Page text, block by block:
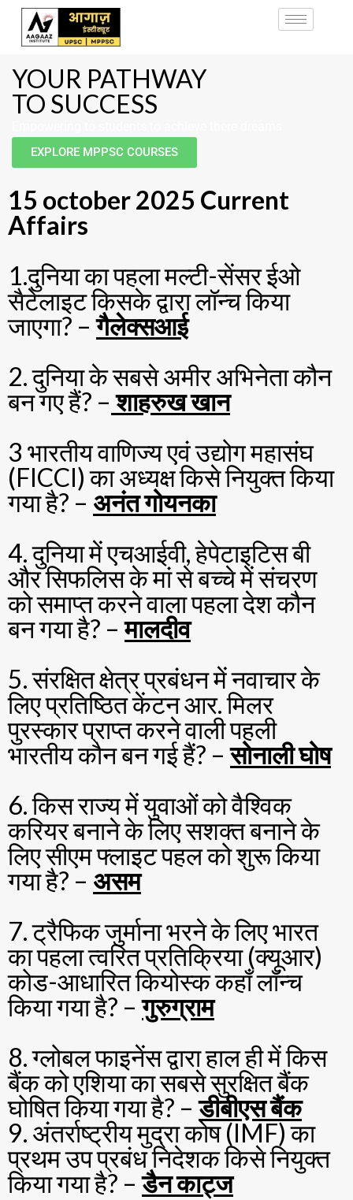
YOUR PATHWAY
TO SUCCESS
EXPLORE MPPSC COURSES
15 october 2025 Current
Affairs
1.दुनिया का पहला मल्टी-सेंसर ईओ
सैटेलाइट किसके द्वारा लॉन्च किया
जाएगा? –गैलेक्सआई
2. दुनिया के सबसे अमीर अभिनेता कौन
बन गए हैं? – शाहरुख खान
3 भारतीय वाणिज्य एवं उद्योग महासंघ
(FICCI) का अध्यक्ष किसे नियुक्त किया
गया है? – अनंत गोयनका
4. दुनिया में एचआईवी, हेपेटाइटिस बी
और सिफलिस के मां से बच्चे में संचरण
को समाप्त करने वाला पहला देश कौन
बन गया है? –मालदीव
5. संरक्षित क्षेत्र प्रबंधन में नवाचार के
लिए प्रतिष्ठित केंटन आर. मिलर
पुरस्कार प्राप्त करने वाली पहली
भारतीय कौन बन गई हैं? –सोनाली घोष
6. किस राज्य में युवाओं को वैश्विक
करियर बनाने के लिए सशक्त बनाने के
लिए सीएम फ्लाइट पहल को शुरू किया
गया है? – असम
7. ट्रैफिक जुर्माना भरने के लिए भारत
का पहला त्वरित प्रतिक्रिया (क्यूआर)
कोड-आधारित कियोस्क कहाँ लॉन्च
किया गया है? –गुरुग्राम
8. ग्लोबल फाइनेंस द्वारा हाल ही में किस
बैंक को एशिया का सबसे सुरक्षित बैंक
घोषित किया गया है? –डीबीएस बैंक
9. अंतर्राष्ट्रीय मुद्रा कोष (IMF) का
प्रथम उप प्रबंध निदेशक किसे नियुक्त
किया गया है? –डैन काट्ज